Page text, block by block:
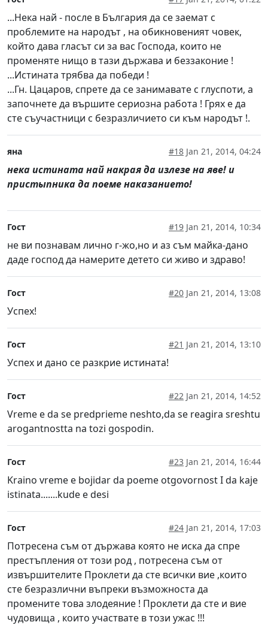
...Нека най - после в България да се заемат с
проблемите на народът , на обикновеният човек,
който дава гласът си за вас Господа, които не
променяте нищо в тази държава и беззаконие !
...Истината трябва да победи !
...Гн. Цацаров, спрете да се занимавате с глуспоти, а
започнете да вършите сериозна работа ! Грях е да
сте съучастници с безразличието си към народът !.
яна #18 Jan 21, 2014, 04:24
нека истината най накрая да излезе на яве! и
пристыпника да поеме наказанието!
Гост #19 Jan 21, 2014, 10:34
не ви познавам лично г-жо,но и аз съм майка-дано
даде господ да намерите детето си живо и здраво!
Гост #20 Jan 21, 2014, 13:08
Успех!
Гост #21 Jan 21, 2014, 13:10
Успех и дано се разкрие истината!
Гост #22 Jan 21, 2014, 14:52
Vreme e da se predprieme neshto,da se reagira sreshtu
arogantnostta na tozi gospodin.
Гост #23 Jan 21, 2014, 16:44
Kraino vreme e bojidar da poeme otgovornost I da kaje
istinata.......kude e desi
Гост #24 Jan 21, 2014, 17:03
Потресена съм от държава която не иска да спре
престъпления от този род , потресена съм от
извършителите Проклети да сте всички вие ,които
сте безразлични въпреки възможноста да
промените това злодеяние ! Проклети да сте и вие
чудовища , които участвате в този ужас !!!